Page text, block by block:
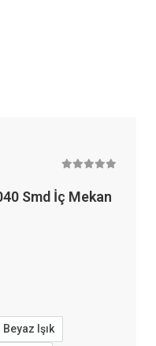
Smd İç Mekan
Beyaz Işık